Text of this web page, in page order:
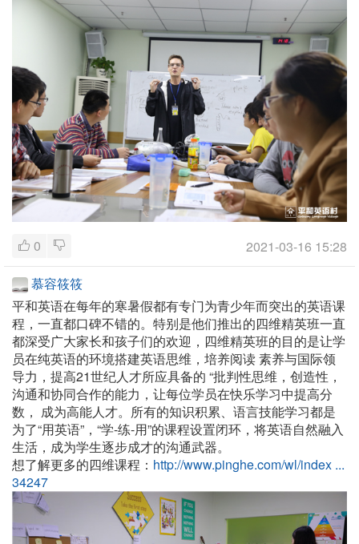
0
2021-03-16 15:28
慕容筱筱
平和英语在每年的寒暑假都有专门为青少年而突出的英语课
程，一直都口碑不错的。特别是他们推出的四维精英班一直
都深受广大家长和孩子们的欢迎，四维精英班的目的是让学
员在纯英语的环境搭建英语思维，培养阅读 素养与国际领
导力，提高21世纪人才所应具备的 “批判性思维，创造性，
沟通和协同合作的能力，让每位学员在快乐学习中提高分
数， 成为高能人才。所有的知识积累、语言技能学习都是
为了“用英语”，“学-练-用”的课程设置闭环，将英语自然融入
生活，成为学生逐步成才的沟通武器。
想了解更多的四维课程： http://www.pinghe.com/wl/index ...
34247